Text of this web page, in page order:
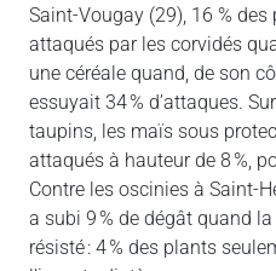
Saint-Vougay (29), 16 %
attaqués par les corvidés
une céréale quand, de son
essuyait 34 % d’attaques.
taupins, les maïs sous
attaqués à hauteur de 8 %,
Contre les oscinies à Saint-
a subi 9 % de dégât quand
résisté : 4 % des plants